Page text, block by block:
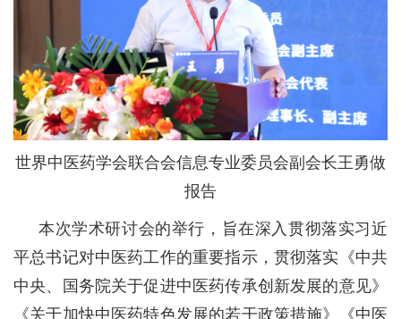
世界中医药学会联合会信息专业委员会副会长王勇做
报告
本次学术研讨会的举行，旨在深入贯彻落实习近
平总书记对中医药工作的重要指示，贯彻落实《中共
中央、国务院关于促进中医药传承创新发展的意见》
《关于加快中医药特色发展的若干政策措施》《中医